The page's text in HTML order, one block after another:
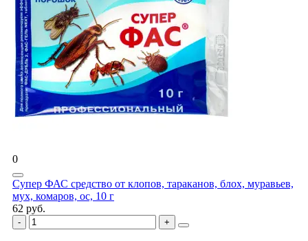
0
Супер ФАС средство от клопов, тараканов, блох, муравьев,
мух, комаров, ос, 10 г
62 руб.